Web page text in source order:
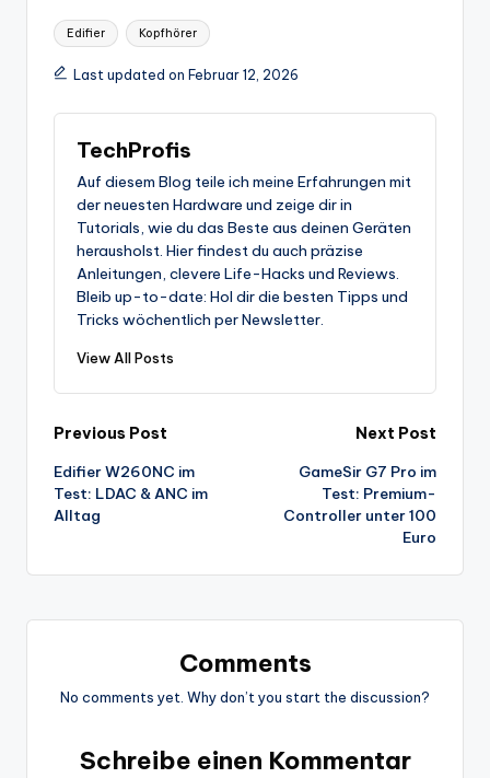
Tags:
Edifier Kopfhörer
Last updated on Februar 12, 2026
TechProfis
Auf diesem Blog teile ich meine Erfahrungen mit
der neuesten Hardware und zeige dir in
Tutorials, wie du das Beste aus deinen Geräten
herausholst. Hier findest du auch präzise
Anleitungen, clevere Life-Hacks und Reviews.
Bleib up-to-date: Hol dir die besten Tipps und
Tricks wöchentlich per Newsletter.
View All Posts
Post
navigation
Previous Post
Edifier W260NC im
Test: LDAC & ANC im
Alltag
Next Post
GameSir G7 Pro im
Test: Premium-
Controller unter 100
Euro
Comments
No comments yet. Why don’t you start the discussion?
Schreibe einen Kommentar